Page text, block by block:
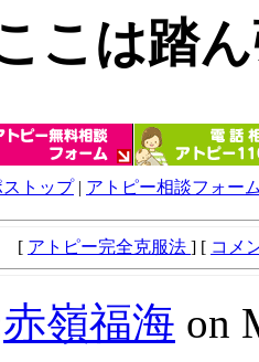
こは踏
トップ| アトピー相談フォー
[ アトピー完全克服法 ] [ コメ
赤嶺福海 on